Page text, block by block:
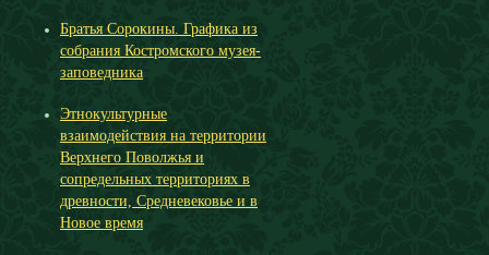
Братья Сорокины. Графика из
собрания Костромского музея-
заповедника
Этнокультурные
взаимодействия на территории
Верхнего Поволжья и
сопредельных территориях в
древности, Средневековье и в
Новое время